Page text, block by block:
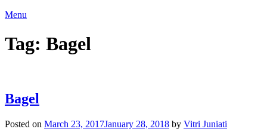
Menu
Tag: Bagel
Bagel
Posted on March 23, 2017January 28, 2018 by Vitri Juniati